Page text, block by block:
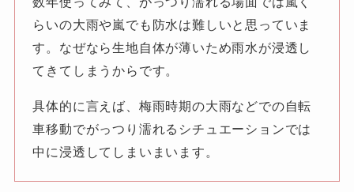
らいの大雨や嵐でも防水は難しいと思っていま
す。なぜなら生地自体が薄いため雨水が浸透し
てきてしまうからです。
具体的に言えば、梅雨時期の大雨などでの自転
車移動でがっつり濡れるシチュエーションでは
中に浸透してしまいまいます。